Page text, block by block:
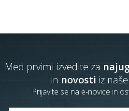
Med prvimi izvedite za
in novosti iz
Prijavite se na e-novice in